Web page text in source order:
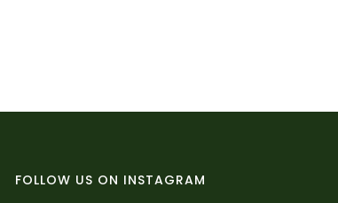
FOLLOW US ON INSTAGRAM